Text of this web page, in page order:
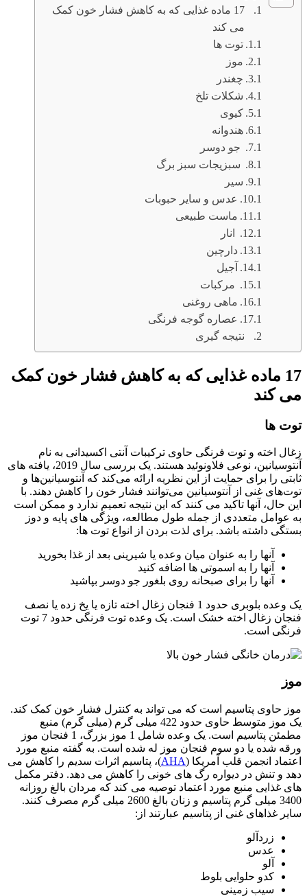
17 ماده غذایی که به کاهش فشار خون کمک
می کند
توت ها
موز
چغندر
شکلات تلخ
کیوی
هندوانه
جو دوسر
سبزیجات سبز برگ
سیر
عدس و سایر حبوبات
ماست طبیعی
انار
دارچین
آجیل
مرکبات
ماهی روغنی
عصاره گوجه فرنگی
نتیجه گیری
17 ماده غذایی که به کاهش فشار خون کمک
می کند
توت ها
زغال اخته و توت فرنگی حاوی ترکیبات آنتی اکسیدانی به نام
آنتوسیانین، نوعی فلاونوئید هستند. یک بررسی سال 2019، یافته‌ های
ثابتی را برای حمایت از این نظریه ارائه می‌کند که آنتوسیانین‌ها و
توت‌های غنی از آنتوسیانین می‌توانند فشار خون را کاهش دهند. با
این حال، آنها تاکید می کنند که این نتیجه تعمیم ندارد و ممکن است
به عوامل متعددی از جمله طول مطالعه، ویژگی های پایه و دوز
بستگی داشته باشد. برای لذت بردن از انواع توت ها:
آنها را به عنوان میان وعده یا شیرینی بعد از غذا بخورید
آنها را به اسموتی ها اضافه کنید
آنها را برای صبحانه روی بلغور جو دوسر بپاشید
یک وعده بلوبری حدود 1 فنجان زغال اخته تازه یا یخ زده یا نصف
فنجان زغال اخته خشک است. یک وعده توت فرنگی حدود 7 توت
فرنگی است.
موز
موز حاوی پتاسیم است که می تواند به کنترل فشار خون کمک کند.
یک موز متوسط ​​حاوی حدود 422 میلی گرم (میلی گرم) منبع
مطمئن پتاسیم است. یک وعده شامل 1 موز بزرگ، 1 فنجان موز
ورقه شده یا دو سوم فنجان موز له شده است. به گفته منبع مورد
اعتماد انجمن قلب آمریکا (AHA)، پتاسیم اثرات سدیم را کاهش می
دهد و تنش در دیواره رگ های خونی را کاهش می دهد. دفتر مکمل
های غذایی منبع مورد اعتماد توصیه می کند که مردان بالغ روزانه
3400 میلی گرم پتاسیم و زنان بالغ 2600 میلی گرم مصرف کنند.
سایر غذاهای غنی از پتاسیم عبارتند از:
زردآلو
عدس
آلو
کدو حلوایی بلوط
سیب زمینی